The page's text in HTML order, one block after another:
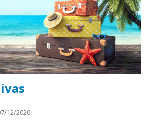
12/2020